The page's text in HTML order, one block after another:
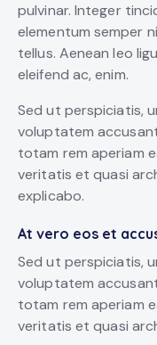
pulvinar. Integer
elementum semper
tellus. Aenean leo
eleifend ac, enim.
Sed ut perspiciatis,
voluptatem
totam rem aperiam
veritatis et quasi
explicabo.
At vero eos et
Sed ut perspiciatis,
voluptatem
totam rem aperiam
veritatis et quasi